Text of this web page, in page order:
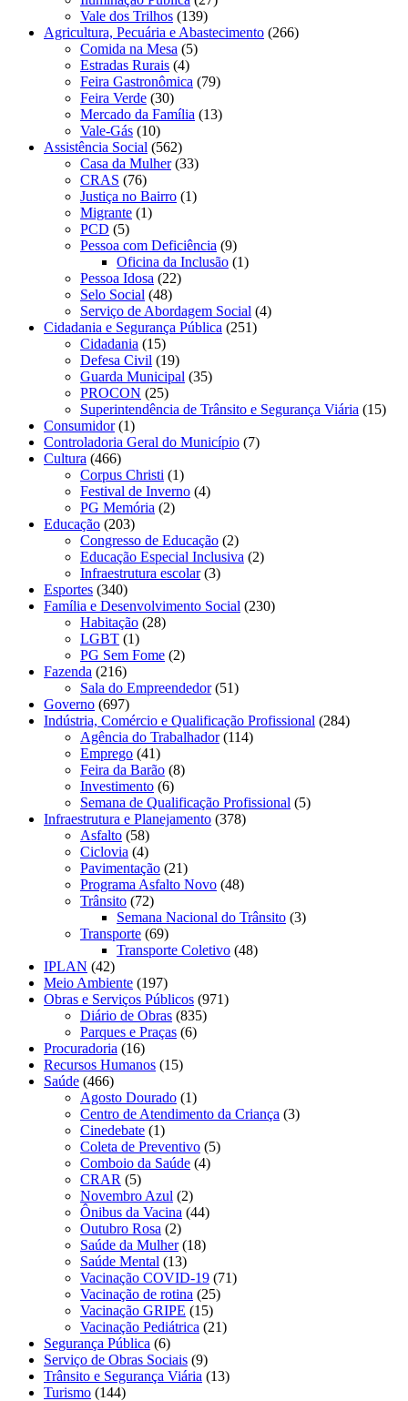
Vale dos Trilhos (139)
Agricultura, Pecuária e Abastecimento (266)
Comida na Mesa (5)
Estradas Rurais (4)
Feira Gastronômica (79)
Feira Verde (30)
Mercado da Família (13)
Vale-Gás (10)
Assistência Social (562)
Casa da Mulher(33)
CRAS (76)
Justiça no Bairro (1)
Migrante (1)
PCD (5)
Pessoa com Deficiência (9)
Oficina da Inclusão (1)
Pessoa Idosa (22)
Selo Social (48)
Serviço de Abordagem Social (4)
Cidadania e Segurança Pública (251)
Cidadania (15)
Defesa Civil (19)
Guarda Municipal (35)
PROCON (25)
Superintendência de Trânsito e Segurança Viária (15)
Consumidor(1)
Controladoria Geral do Município (7)
Cultura (466)
Corpus Christi (1)
Festival de Inverno (4)
PG Memória (2)
Educação (203)
Congresso de Educação (2)
Educação Especial Inclusiva (2)
Infraestrutura escolar(3)
Esportes (340)
Família e Desenvolvimento Social (230)
Habitação (28)
LGBT (1)
PG Sem Fome (2)
Fazenda (216)
Sala do Empreendedor(51)
Governo (697)
Indústria, Comércio e Qualificação Profissional (284)
Agência do Trabalhador(114)
Emprego (41)
Feira da Barão (8)
Investimento (6)
Semana de Qualificação Profissional (5)
Infraestrutura e Planejamento (378)
Asfalto (58)
Ciclovia (4)
Pavimentação (21)
Programa Asfalto Novo (48)
Trânsito (72)
Semana Nacional do Trânsito (3)
Transporte (69)
Transporte Coletivo (48)
IPLAN (42)
Meio Ambiente (197)
Obras e Serviços Públicos (971)
Diário de Obras (835)
Parques e Praças (6)
Procuradoria (16)
Recursos Humanos (15)
Saúde (466)
Agosto Dourado (1)
Centro de Atendimento da Criança (3)
Cinedebate (1)
Coleta de Preventivo (5)
Comboio da Saúde (4)
CRAR (5)
Novembro Azul (2)
Ônibus da Vacina (44)
Outubro Rosa (2)
Saúde da Mulher(18)
Saúde Mental (13)
Vacinação COVID-19 (71)
Vacinação de rotina (25)
Vacinação GRIPE (15)
Vacinação Pediátrica (21)
Segurança Pública (6)
Serviço de Obras Sociais (9)
Trânsito e Segurança Viária (13)
Turismo (144)